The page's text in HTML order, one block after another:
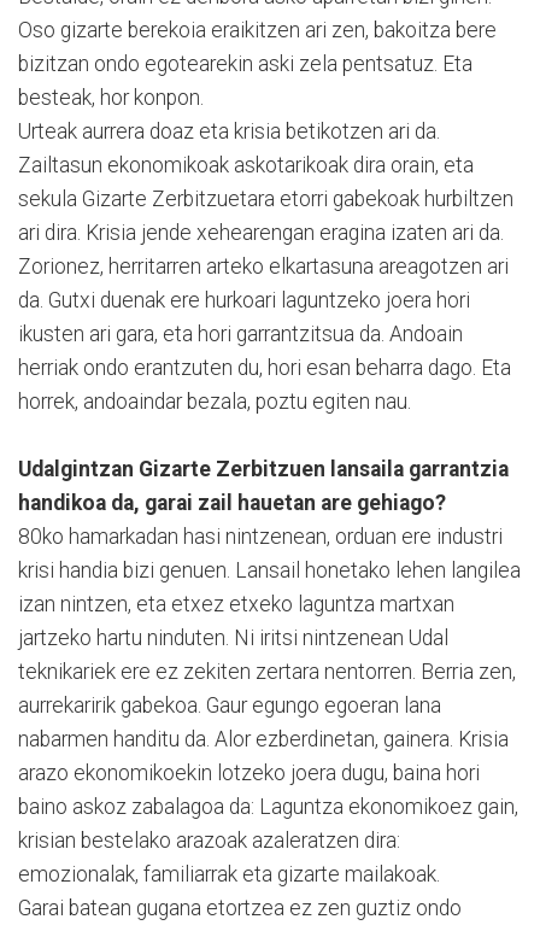
Oso gizarte berekoia eraikitzen ari zen, bakoitza bere
bizitzan ondo egotearekin aski zela pentsatuz. Eta
besteak, hor konpon.
Urteak aurrera doaz eta krisia betikotzen ari da.
Zailtasun ekonomikoak askotarikoak dira orain, eta
sekula Gizarte Zerbitzuetara etorri gabekoak hurbiltzen
ari dira. Krisia jende xehearengan eragina izaten ari da.
Zorionez, herritarren arteko elkartasuna areagotzen ari
da. Gutxi duenak ere hurkoari laguntzeko joera hori
ikusten ari gara, eta hori garrantzitsua da. Andoain
herriak ondo erantzuten du, hori esan beharra dago. Eta
horrek, andoaindar bezala, poztu egiten nau.
Udalgintzan Gizarte Zerbitzuen lansaila garrantzia
handikoa da, garai zail hauetan are gehiago?
80ko hamarkadan hasi nintzenean, orduan ere industri
krisi handia bizi genuen. Lansail honetako lehen langilea
izan nintzen, eta etxez etxeko laguntza martxan
jartzeko hartu ninduten. Ni iritsi nintzenean Udal
teknikariek ere ez zekiten zertara nentorren. Berria zen,
aurrekaririk gabekoa. Gaur egungo egoeran lana
nabarmen handitu da. Alor ezberdinetan, gainera. Krisia
arazo ekonomikoekin lotzeko joera dugu, baina hori
baino askoz zabalagoa da: Laguntza ekonomikoez gain,
krisian bestelako arazoak azaleratzen dira:
emozionalak, familiarrak eta gizarte mailakoak.
Garai batean gugana etortzea ez zen guztiz ondo